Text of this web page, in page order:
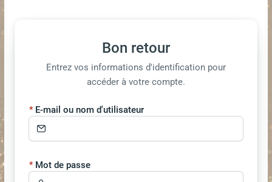
Bon retour
Entrez vos informations d'identification pour
accéder à votre compte.
E-mail ou nom d'utilisateur
Mot de passe